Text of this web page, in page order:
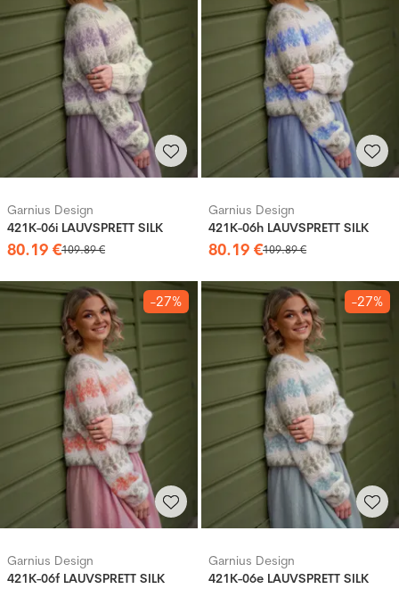
Garnius Design
421K-06i LAUVSPRETT SILK
80.19 €109.89€
Garnius Design
421K-06h LAUVSPRETT SILK
80.19 €109.89€
-27%
Garnius Design
421K-06f LAUVSPRETT SILK
-27%
Garnius Design
421K-06e LAUVSPRETT SILK